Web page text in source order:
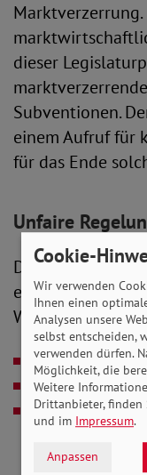
dieser
Subventionen.
einem Aufruf für
für das Ende
Unfaire
Der Aufruf
eine faire, am
Dieselprivileg
Kerosin und
Carbon-
Unternehmen,
tatsächlich
Cookie-
Wir verwenden
Ihnen einen
Analysen unsere
selbst entscheiden,
verwenden dürfen.
Möglichkeit, die
Weitere
Drittanbieter, finden
und im Impressum.
Anpassen